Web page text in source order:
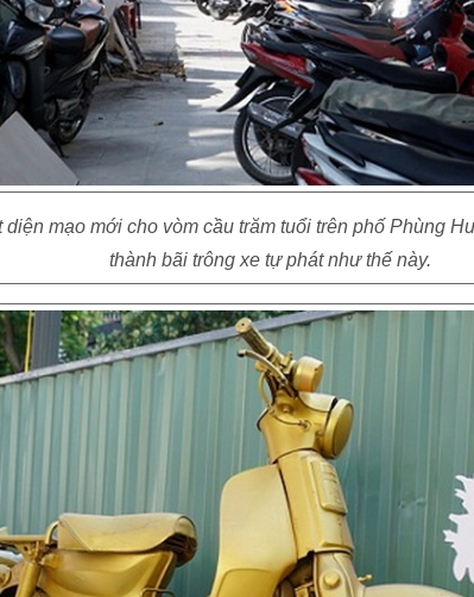
mạo mới cho vòm cầu trăm tuổi trên phố Phùng
thành bãi trông xe tự phát như thế này.